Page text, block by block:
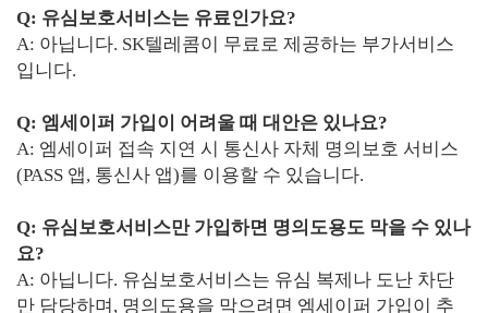
Q: 유심보호서비스는 유료인가요?
A: 아닙니다. SK텔레콤이 무료로 제공하는 부가서비스
입니다.
Q: 엠세이퍼 가입이 어려울 때 대안은 있나요?
A: 엠세이퍼 접속 지연 시 통신사 자체 명의보호 서비스
(PASS 앱, 통신사 앱)를 이용할 수 있습니다.
Q: 유심보호서비스만 가입하면 명의도용도 막을 수 있나
요?
A: 아닙니다. 유심보호서비스는 유심 복제나 도난 차단
만 담당하며, 명의도용을 막으려면 엠세이퍼 가입이 추